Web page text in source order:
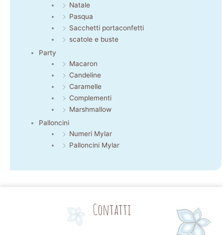
Natale
Pasqua
Sacchetti portaconfetti
scatole e buste
Party
Macaron
Candeline
Caramelle
Complementi
Marshmallow
Palloncini
Numeri Mylar
Palloncini Mylar
Contatti